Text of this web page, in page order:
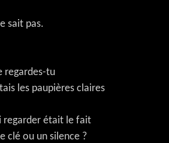
sait pas.
regardes-tu
les paupières claires
regarder était le fait
clé ou un silence ?